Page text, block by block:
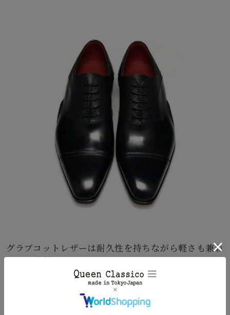
グラブコットレザーは耐久性を持ちながら軽さも兼ね
備えた素材で、履き込むほどに足に沿うように馴染
み、自分だけの深い風合いへと育つエイジングが楽
シャープなルックスに反して足馴染みは柔らかく、ビ